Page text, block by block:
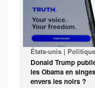
États-unis | Politique
Donald Trump
les Obama en
envers les noirs ?